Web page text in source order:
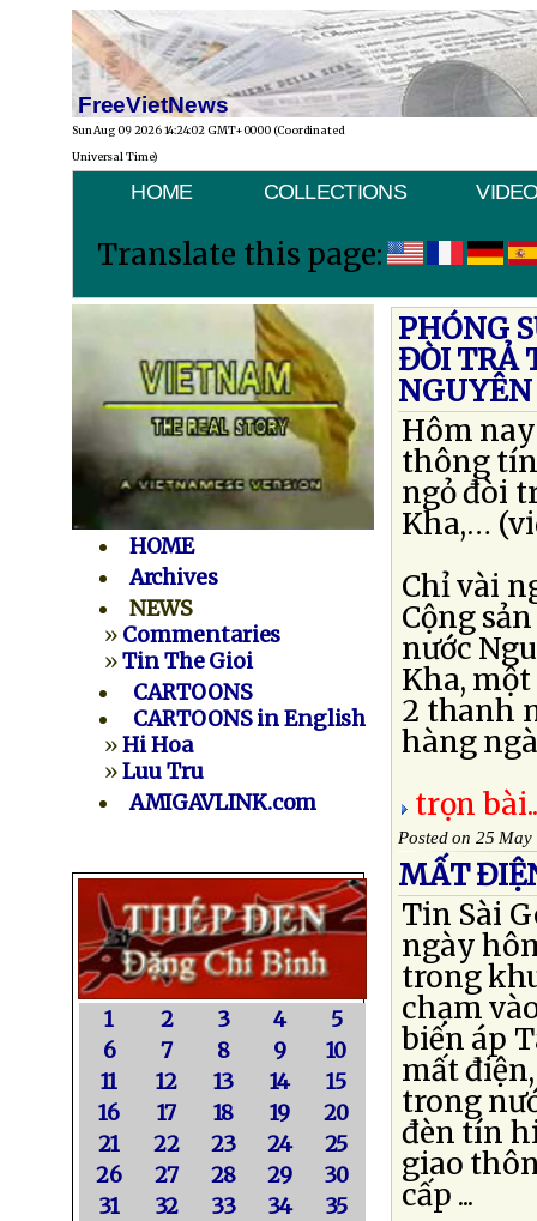
FreeVietNews
Sun Aug 09 2026 14:24:02 GMT+0000 (Coordinated
Universal Time)
HOME COLLECTIONS
Translate this page:
HOME
Archives
NEWS
» Commentaries
»Tin The Gioi
CARTOONS
CARTOONS in English
»Hi Hoa
»Luu Tru
AMIGAVLINK.com
1 2 3 4
5
6
7 8 9
10
11
12 13 14
15
16
17 18 19
20
21
22 23 24
25
26
27 28 29
30
31
32 33 34
35
PHÓNG
ĐÒI TRẢ
Hôm
thông
ngỏ đòi
Kha,…
Chỉ vài
Cộng
nước
Kha,
2 thanh
hàng
trọn
Posted on 25 May
MẤT
Tin Sài
ngày
trong
chạm
biến áp
mất
trong
đèn tín
giao
cấp ...